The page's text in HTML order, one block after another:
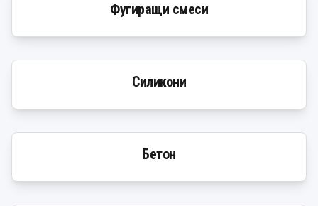
Фугиращи смеси
Силикони
Бетон